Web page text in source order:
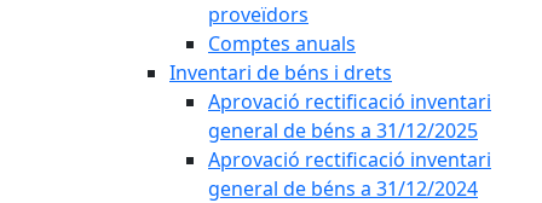
proveïdors
Comptes anuals
Inventari de béns i drets
Aprovació rectificació inventari
general de béns a 31/12/2025
Aprovació rectificació inventari
general de béns a 31/12/2024